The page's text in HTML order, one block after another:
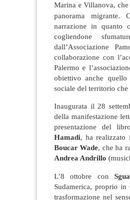
Marina e Villanova,
panorama migrante.
narrazione in quanto
cogliendone
dall’Associazione
collaborazione con
Palermo e
obiettivo anche
sociale del territorio
Inaugurata il 28
della manifestazione
presentazione del
Hamadi, ha realizzato
Boucar Wade, che ha
Andrea Andrillo
L’8 ottobre con
Sudamerica, proprio in
trasformazione nel